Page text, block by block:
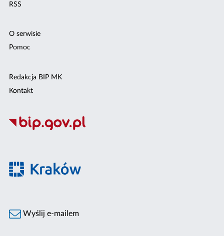
RSS
O serwisie
Pomoc
Redakcja BIP MK
Kontakt
Wyślij e-mailem